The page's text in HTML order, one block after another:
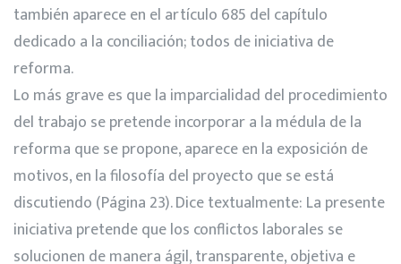
también aparece en el artículo 685 del capítulo
dedicado a la conciliación; todos de iniciativa de
reforma.
Lo más grave es que la imparcialidad del procedimiento
del trabajo se pretende incorporar a la médula de la
reforma que se propone, aparece en la exposición de
motivos, en la filosofía del proyecto que se está
discutiendo (Página 23). Dice textualmente: La presente
iniciativa pretende que los conflictos laborales se
solucionen de manera ágil, transparente, objetiva e